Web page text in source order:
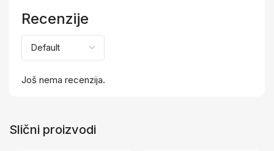
Recenzije
Još nema recenzija.
Slični proizvodi